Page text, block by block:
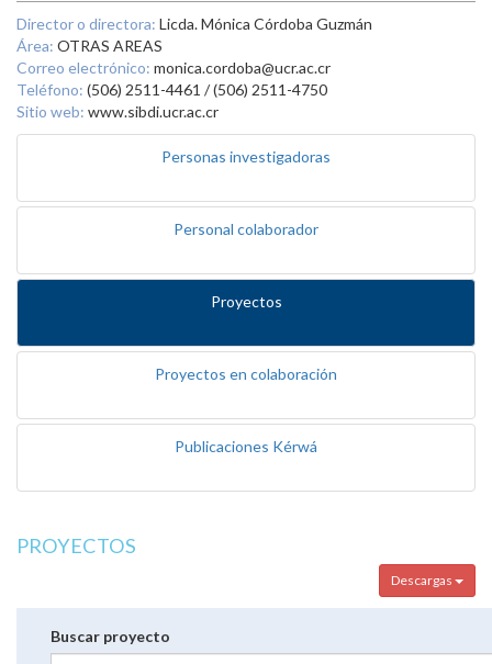
Director o directora: Licda. Mónica Córdoba Guzmán
Área: OTRAS AREAS
Correo electrónico: monica.cordoba@ucr.ac.cr
Teléfono: (506) 2511-4461 / (506) 2511-4750
Sitio web: www.sibdi.ucr.ac.cr
Personas investigadoras
Personal colaborador
Proyectos
Proyectos en colaboración
Publicaciones Kérwá
PROYECTOS
Descargas
Buscar proyecto